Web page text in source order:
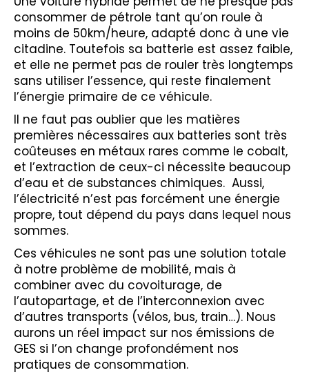
consommer de pétrole tant qu’on roule à
moins de 50km/heure, adapté donc à une vie
citadine. Toutefois sa batterie est assez faible,
et elle ne permet pas de rouler très longtemps
sans utiliser l’essence, qui reste finalement
l’énergie primaire de ce véhicule.
Il ne faut pas oublier que les matières
premières nécessaires aux batteries sont très
coûteuses en métaux rares comme le cobalt,
et l’extraction de ceux-ci nécessite beaucoup
d’eau et de substances chimiques. Aussi,
l’électricité n’est pas forcément une énergie
propre, tout dépend du pays dans lequel nous
sommes.
Ces véhicules ne sont pas une solution totale
à notre problème de mobilité, mais à
combiner avec du covoiturage, de
l’autopartage, et de l’interconnexion avec
d’autres transports (vélos, bus, train…). Nous
aurons un réel impact sur nos émissions de
GES si l’on change profondément nos
pratiques de consommation.